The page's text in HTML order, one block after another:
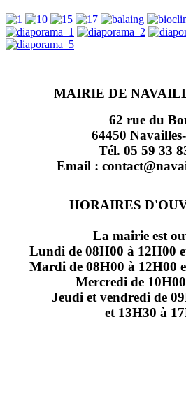
MAIRIE DE
62 rue du
64450
Tél. 05 59 33
Email :
HORAIRES
La mairie est
Lundi de 08H00 à 12H00
Mardi de 08H00 à 12H00
Mercredi de
Jeudi et vendredi de
et 13H30 à